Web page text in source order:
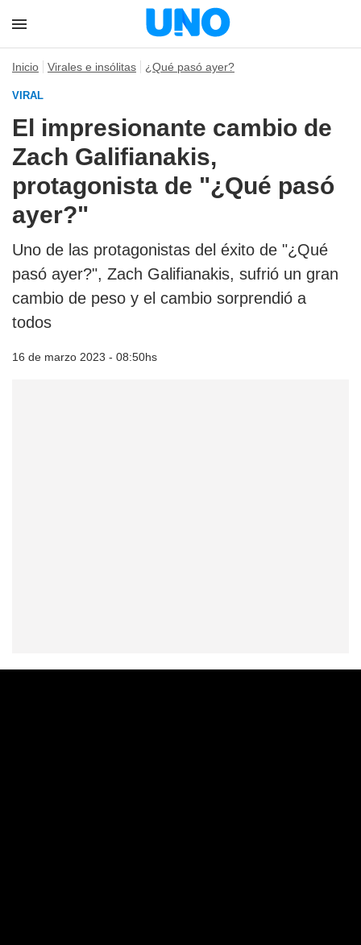
Inicio Virales e insólitas ¿Qué pasó ayer?
VIRAL
El impresionante cambio de
Zach Galifianakis,
protagonista de "¿Qué pasó
ayer?"
Uno de las protagonistas del éxito de "¿Qué
pasó ayer?", Zach Galifianakis, sufrió un gran
cambio de peso y el cambio sorprendió a
todos
16 de marzo 2023 - 08:50hs